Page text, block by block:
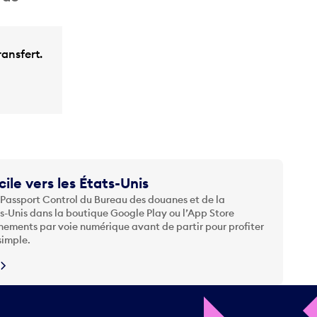
vers les États-Unis
Control du Bureau des douanes et de la
dans la boutique Google Play ou l’App Store
par voie numérique avant de partir pour profiter